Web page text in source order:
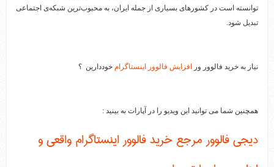
توانسته است در کشورهای بسیاری از جمله ایران، به محبوب‌ترین شبکه‌ی اجتماعی
تبدیل شود.
نیاز به خرید فالوور ور افزایش فالوور اینستاگرام خوددارین ؟
همچنین شما می توانید این ویدیو را در آپارات به بینید :
دیجی فالوور مرجع خرید فالوور اینستاگرام واقعی و